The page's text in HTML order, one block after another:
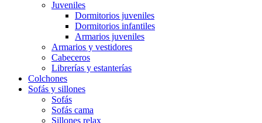
Juveniles
Dormitorios juveniles
Dormitorios infantiles
Armarios juveniles
Armarios y vestidores
Cabeceros
Librerías y estanterías
Colchones
Sofás y sillones
Sofás
Sofás cama
Sillones relax